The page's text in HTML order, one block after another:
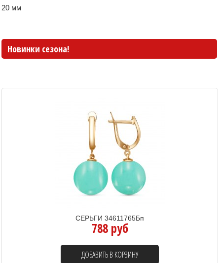
20 мм
Новинки сезона!
СЕРЬГИ 34611765Бп
788 руб
ДОБАВИТЬ В КОРЗИНУ